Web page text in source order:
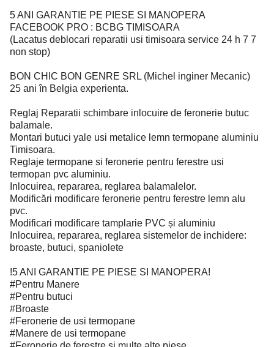
5 ANI GARANTIE PE PIESE SI MANOPERA
FACEBOOK PRO : BCBG TIMISOARA
(Lacatus deblocari reparatii usi timisoara service 24 h 7 7
non stop)
BON CHIC BON GENRE SRL (Michel inginer Mecanic)
25 ani în Belgia experienta.
Reglaj Reparatii schimbare inlocuire de feronerie butuc
balamale.
Montari butuci yale usi metalice lemn termopane aluminiu
Timisoara.
Reglaje termopane si feronerie pentru ferestre usi
termopan pvc aluminiu.
Inlocuirea, repararea, reglarea balamalelor.
Modificări modificare feronerie pentru ferestre lemn alu
pvc.
Modificari modificare tamplarie PVC și aluminiu
Inlocuirea, repararea, reglarea sistemelor de inchidere:
broaste, butuci, spaniolete
!5 ANI GARANTIE PE PIESE SI MANOPERA!
#Pentru Manere
#Pentru butuci
#Broaste
#Feronerie de usi termopane
#Manere de usi termopane